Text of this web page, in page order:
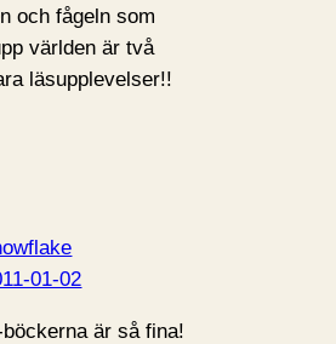
och fågeln som
världen är två
läsupplevelser!!
01-02
är så fina!